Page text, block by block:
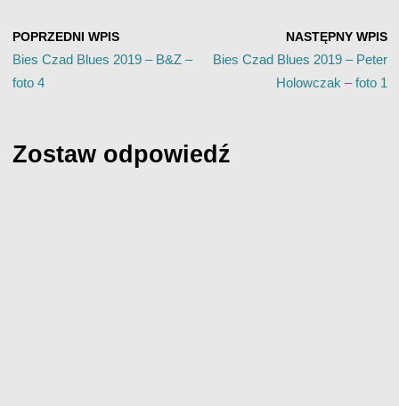
POPRZEDNI WPIS
Bies Czad Blues 2019 – B&Z –
foto 4
NASTĘPNY WPIS
Bies Czad Blues 2019 – Peter
Holowczak – foto 1
Zostaw odpowiedź